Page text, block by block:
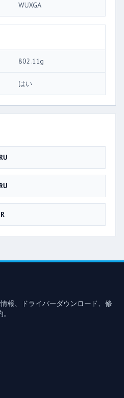
WUXGA
802.11g
はい
報、ドライバーダウンロード、修